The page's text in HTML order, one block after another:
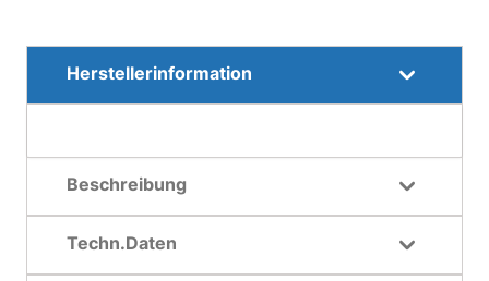
Herstellerinformation
Beschreibung
Techn.Daten